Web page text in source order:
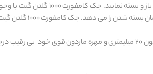
با توجه به مدل انتخابی جک پارکینگ کامفورت، می‌توانید هر لنگه درب تا
یکنواخت، بی صدا و بدون ضربه است. در این مدل
اندازه این جک قدرتمند پارکینگی در حالت بازشو 180 سانتیمتر میباشد که با موتور بسیار قدرتمند و میل ماردون 20